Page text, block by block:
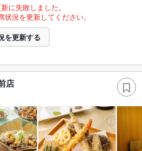
に失敗しました。
況を更新してください。
を更新する
店